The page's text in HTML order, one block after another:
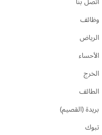
وظائف
الرياض
الأحساء
الخرج
الطائف
بريدة (القصيم)
تبوك